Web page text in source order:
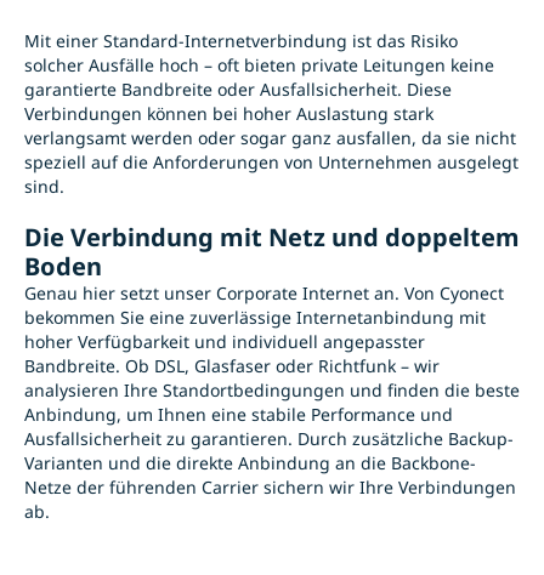
Mit einer Standard-Internetverbindung ist das Risiko
solcher Ausfälle hoch – oft bieten private Leitungen keine
garantierte Bandbreite oder Ausfallsicherheit. Diese
Verbindungen können bei hoher Auslastung stark
verlangsamt werden oder sogar ganz ausfallen, da sie nicht
speziell auf die Anforderungen von Unternehmen ausgelegt
sind.
Die Verbindung mit Netz und doppeltem
Boden
Genau hier setzt unser Corporate Internet an. Von Cyonect
bekommen Sie eine zuverlässige Internetanbindung mit
hoher Verfügbarkeit und individuell angepasster
Bandbreite. Ob DSL, Glasfaser oder Richtfunk – wir
analysieren Ihre Standortbedingungen und finden die beste
Anbindung, um Ihnen eine stabile Performance und
Ausfallsicherheit zu garantieren. Durch zusätzliche Backup-
Varianten und die direkte Anbindung an die Backbone-
Netze der führenden Carrier sichern wir Ihre Verbindungen
ab.